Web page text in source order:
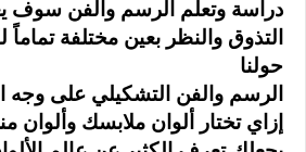
دراسة وتعلم الرسم والفن سوف
التذوق والنظر بعين مختلفة تماماً
حولنا
الرسم والفن التشكيلي على
إزاي تختار ألوان ملابسك وألوان